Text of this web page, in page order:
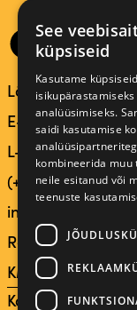
Lääneringtee 39,
E-R 9.00 – 21.00
L-P 9.30 – 18.00
(+372) 518 1000
info@autoilu.ee
Reg.nr: 12295584
KMKR:
See
küpsiseid
Kasutame
analüüsimiseks.
saidi kasutamise
kombineerida muu
neile esitanud või
teenuste